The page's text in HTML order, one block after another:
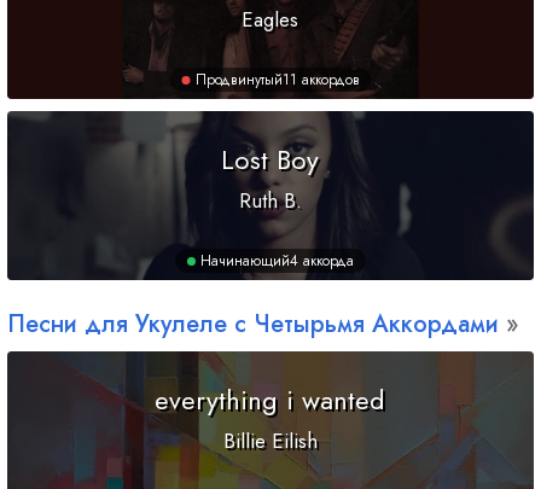
Eagles
Продвинутый11 аккордов
Lost Boy
Ruth B.
Начинающий4 аккорда
Песни для Укулеле с Четырьмя Аккордами
everything i wanted
Billie Eilish